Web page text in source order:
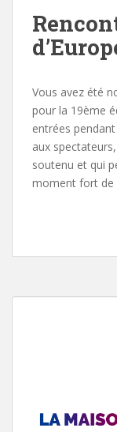
Vous avez été
pour la 19ème
entrées
aux
soutenu et qui
moment fort de